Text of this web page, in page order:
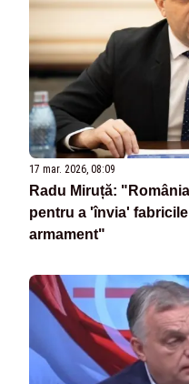
17 mar. 2026, 08:09
Radu Miruță:
pentru a 'învia'
armament"